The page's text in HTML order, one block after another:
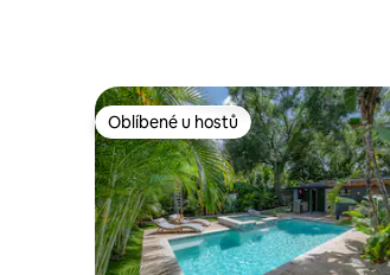
Oblíbené u hostů
Oblíbené u hostů